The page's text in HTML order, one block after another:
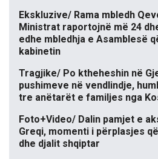
Ekskluzive/ Rama mbledh
Ministrat raportojnë më 24
edhe mbledhja e Asamblesë
kabinetin
Tragjike/ Po ktheheshin në
pushimeve në vendlindje,
tre anëtarët e familjes nga
Foto+Video/ Dalin pamjet e
Greqi, momenti i përplasjes
dhe djalit shqiptar